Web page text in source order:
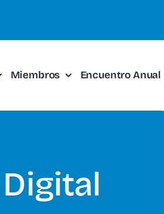
Miembros Encuentro Anual